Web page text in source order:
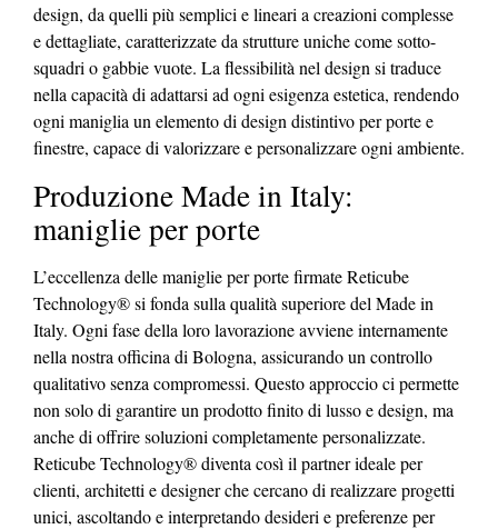
design, da quelli più semplici e lineari a creazioni complesse
e dettagliate, caratterizzate da strutture uniche come sotto-
squadri o gabbie vuote. La flessibilità nel design si traduce
nella capacità di adattarsi ad ogni esigenza estetica, rendendo
ogni maniglia un elemento di design distintivo per porte e
finestre, capace di valorizzare e personalizzare ogni ambiente.
Produzione Made in Italy:
maniglie per porte
L’eccellenza delle maniglie per porte firmate Reticube
Technology® si fonda sulla qualità superiore del Made in
Italy. Ogni fase della loro lavorazione avviene internamente
nella nostra officina di Bologna, assicurando un controllo
qualitativo senza compromessi. Questo approccio ci permette
non solo di garantire un prodotto finito di lusso e design, ma
anche di offrire soluzioni completamente personalizzate.
Reticube Technology® diventa così il partner ideale per
clienti, architetti e designer che cercano di realizzare progetti
unici, ascoltando e interpretando desideri e preferenze per